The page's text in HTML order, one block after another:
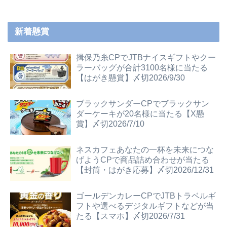
新着懸賞
揖保乃糸CPでJTBナイスギフトやクー
ラーバッグが合計3100名様に当たる
【はがき懸賞】〆切2026/9/30
ブラックサンダーCPでブラックサン
ダーケーキが20名様に当たる【X懸
賞】〆切2026/7/10
ネスカフェあなたの一杯を未来につな
げようCPで商品詰め合わせが当たる
【封筒・はがき応募】〆切2026/12/31
ゴールデンカレーCPでJTBトラベルギ
フトや選べるデジタルギフトなどが当
たる【スマホ】〆切2026/7/31